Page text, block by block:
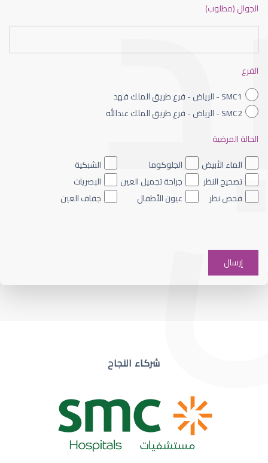
ضعف نظر الاطفال
ضعف نظر العين اليسرى
ضعف نظر مفاجئ
الجوال (مطلوب)
الفرع
SMC1 - الرياض - فرع طريق الملك فهد
SMC2 - الرياض - فرع طريق الملك عبدالله
الحالة المرضية
الماء الأبيض
الجلوكوما
الشبكية
تصحيح النظر
جراحة تجميل العين
البصريات
فحص نظر
عيون الأطفال جفاف العين
شركاء النجاح